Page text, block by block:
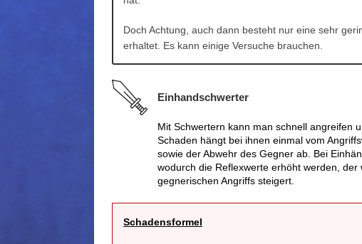
Doch Achtung, auch dann besteht nur eine sehr
erhaltet. Es kann einige Versuche brauchen.
Einhandschwerter
Mit Schwertern kann man schnell angreifen
Schaden hängt bei ihnen einmal vom
sowie der Abwehr des Gegner ab. Bei
wodurch die Reflexwerte erhöht werden,
gegnerischen Angriffs steigert.
Schadensformel